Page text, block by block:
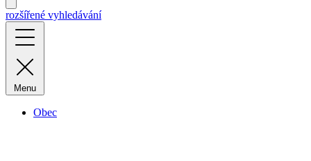
rozšířené vyhledávání
Menu
Obec